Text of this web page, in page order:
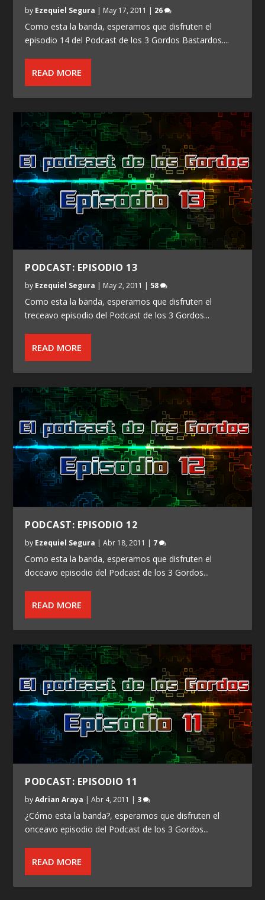
by Ezequiel Segura | May 17, 2011 | 26
Como esta la banda, esperamos que disfruten el
episodio 14 del Podcast de los 3 Gordos Bastardos....
READ MORE
PODCAST: EPISODIO 13
by Ezequiel Segura | May 2, 2011 | 58
Como esta la banda, esperamos que disfruten el
treceavo episodio del Podcast de los 3 Gordos...
READ MORE
PODCAST: EPISODIO 12
by Ezequiel Segura |Abr 18, 2011 | 7
Como esta la banda, esperamos que disfruten el
doceavo episodio del Podcast de los 3 Gordos...
READ MORE
PODCAST: EPISODIO 11
byAdrian Araya |Abr 4, 2011 | 3
¿Cómo esta la banda?, esperamos que disfruten el
onceavo episodio del Podcast de los 3 Gordos...
READ MORE